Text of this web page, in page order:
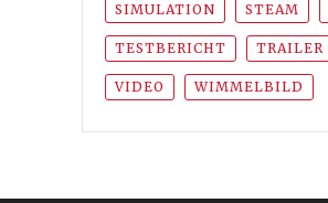
SIMULATION STEAM
TESTBERICHT TRAILER
VIDEO WIMMELBILD